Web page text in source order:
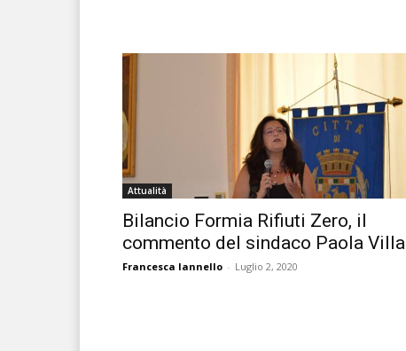
Attualità
Bilancio Formia Rifiuti Zero, il
commento del sindaco Paola Villa
Francesca Iannello - Luglio 2, 2020